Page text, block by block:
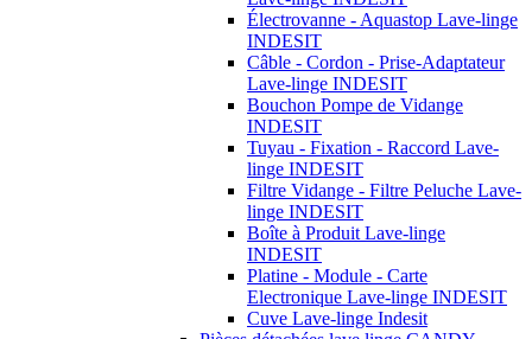
Électrovanne - Aquastop Lave-linge
INDESIT
Câble - Cordon - Prise-Adaptateur
Lave-linge INDESIT
Bouchon Pompe de Vidange
INDESIT
Tuyau - Fixation - Raccord Lave-
linge INDESIT
Filtre Vidange - Filtre Peluche Lave-
linge INDESIT
Boîte à Produit Lave-linge
INDESIT
Platine - Module - Carte
Electronique Lave-linge INDESIT
Cuve Lave-linge Indesit